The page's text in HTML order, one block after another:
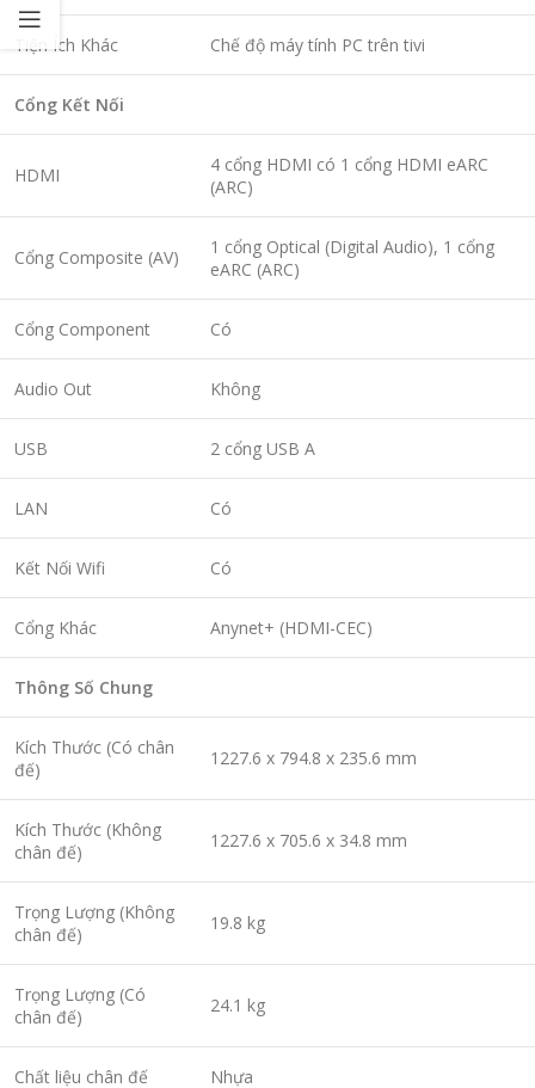
Tiện Ích Khác Chế độ máy tính PC trên tivi
Cổng Kết Nối
HDMI
4 cổng HDMI có 1 cổng HDMI eARC
(ARC)
Cổng Composite (AV)
1 cổng Optical (Digital Audio), 1 cổng
eARC (ARC)
Cổng Component Có
Audio Out Không
USB 2 cổng USB A
LAN Có
Kết Nối Wifi Có
Cổng Khác Anynet+ (HDMI-CEC)
Thông Số Chung
Kích Thước (Có chân
đế)
1227.6 x 794.8 x 235.6 mm
Kích Thước (Không
chân đế)
1227.6 x 705.6 x 34.8 mm
Trọng Lượng (Không
chân đế)
19.8 kg
Trọng Lượng (Có
chân đế)
24.1 kg
Chất liệu chân đế Nhựa